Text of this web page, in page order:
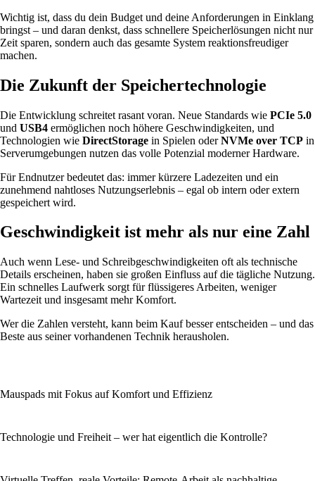
Wichtig ist, dass du dein Budget und deine Anforderungen in Einklang
bringst – und daran denkst, dass schnellere Speicherlösungen nicht nur
Zeit sparen, sondern auch das gesamte System reaktionsfreudiger
machen.
Die Zukunft der Speichertechnologie
Die Entwicklung schreitet rasant voran. Neue Standards wie PCIe 5.0
und USB4 ermöglichen noch höhere Geschwindigkeiten, und
Technologien wie DirectStorage in Spielen oderNVMe over TCP in
Serverumgebungen nutzen das volle Potenzial moderner Hardware.
Für Endnutzer bedeutet das: immer kürzere Ladezeiten und ein
zunehmend nahtloses Nutzungserlebnis – egal ob intern oder extern
gespeichert wird.
Geschwindigkeit ist mehr als nur eine Zahl
Auch wenn Lese- und Schreibgeschwindigkeiten oft als technische
Details erscheinen, haben sie großen Einfluss auf die tägliche Nutzung.
Ein schnelles Laufwerk sorgt für flüssigeres Arbeiten, weniger
Wartezeit und insgesamt mehr Komfort.
Wer die Zahlen versteht, kann beim Kauf besser entscheiden – und das
Beste aus seiner vorhandenen Technik herausholen.
Mauspads mit Fokus auf Komfort und Effizienz
Technologie und Freiheit – wer hat eigentlich die Kontrolle?